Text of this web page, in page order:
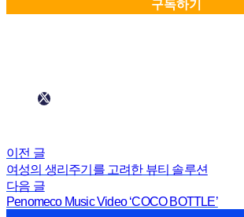
이전 글
여성의 생리주기를 고려한 뷰티 솔루션
다음 글
Penomeco Music Video ‘COCO BOTTLE’